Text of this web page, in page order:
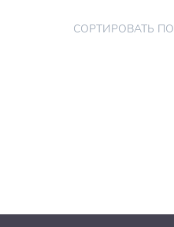
СОРТИРОВАТЬ ПО